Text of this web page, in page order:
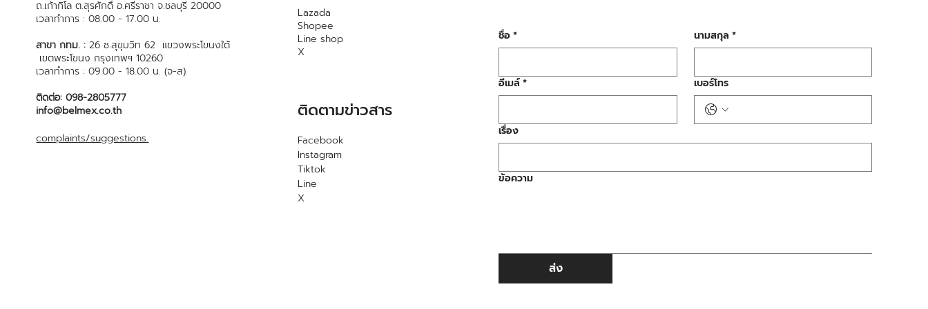
ถ.เก้ากิโล ต.สุรศักดิ์ อ.ศรีราชา จ.ชลบุรี 20000
เวลาทำการ : 08.00 - 17.00 น.
สาขา กทม. :26 ซ.สุขุมวิท 62 แขวงพระโขนงใต้
เขตพระโขนง กรุงเทพฯ 10260
เวลาทำการ : 09.00 - 18.00 น. (จ-ส)
ติดต่อ: 098-2805777
info@belmex.co.th
complaints/suggestions.
Facebook
Instagram
Tiktok
Line
X
ติดตามข่าวสาร
Lazada
Shopee
Line shop
X
ชื่อ * นามสกุล *
อีเมล์ * เบอร์โทร
เรื่อง
ข้อความ
ส่ง